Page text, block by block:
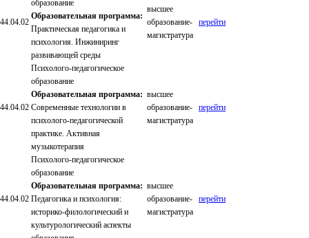
44.04.02
образование
Образовательная программа:
Практическая педагогика и
психология. Инжиниринг
развивающей среды
высшее
образование-
магистратура
перейти
44.04.02
Психолого-педагогическое
образование
Образовательная программа:
Современные технологии в
психолого-педагогической
практике. Активная
музыкотерапия
высшее
образование-
магистратура
перейти
44.04.02
Психолого-педагогическое
образование
Образовательная программа:
Педагогика и психология:
историко-филологический и
культурологический аспекты
высшее
образование-
магистратура
перейти